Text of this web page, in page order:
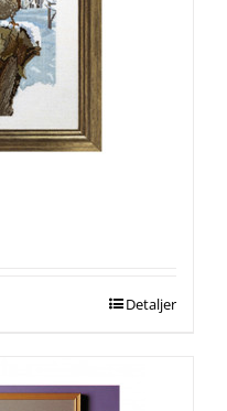
Detaljer